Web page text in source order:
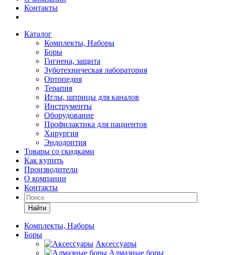
Контакты
Каталог
Комплекты, Наборы
Боры
Гигиена, защита
Зуботехническая лаборатория
Ортопедия
Терапия
Иглы, шприцы для каналов
Инструменты
Оборудование
Профилактика для пациентов
Хирургия
Эндодонтия
Товары со скидками
Как купить
Производители
О компании
Контакты
Найти
Комплекты, Наборы
Боры
Аксессуары
Алмазные боры